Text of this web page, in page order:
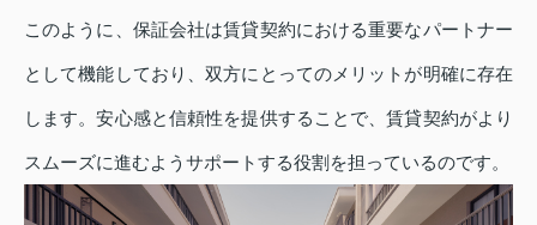
このように、保証会社は賃貸契約における重要なパートナー
として機能しており、双方にとってのメリットが明確に存在
します。安心感と信頼性を提供することで、賃貸契約がより
スムーズに進むようサポートする役割を担っているのです。